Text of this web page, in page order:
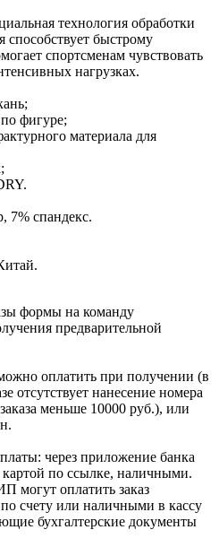
технология обработки
способствует быстрому
спортсменам чувствовать
нагрузках.
фигуре;
материала для
7% спандекс.
формы на команду
предварительной
оплатить при получении (в
отсутствует нанесение номера
меньше 10000 руб.), или
через приложение банка
картой по ссылке, наличными.
могут оплатить заказ
счету или наличными в кассу
бухгалтерские документы